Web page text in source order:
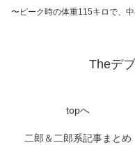
〜ピーク時の体重115キロで、
Theデ
topへ
二郎＆二郎系記事まとめ